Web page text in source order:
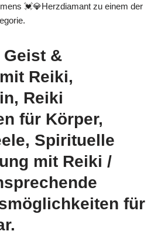
💓️💎Herzdiamant zu einem der
&
Reiki,
Reiki
für Körper,
Spirituelle
mit Reiki /
für